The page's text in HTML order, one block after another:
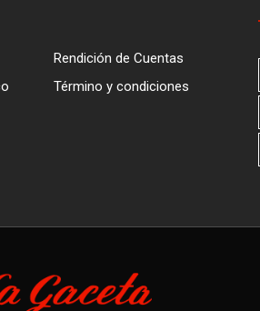
Rendición de Cuentas
Término y condiciones